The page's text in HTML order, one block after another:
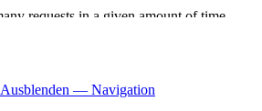
Ausblenden — Navigation